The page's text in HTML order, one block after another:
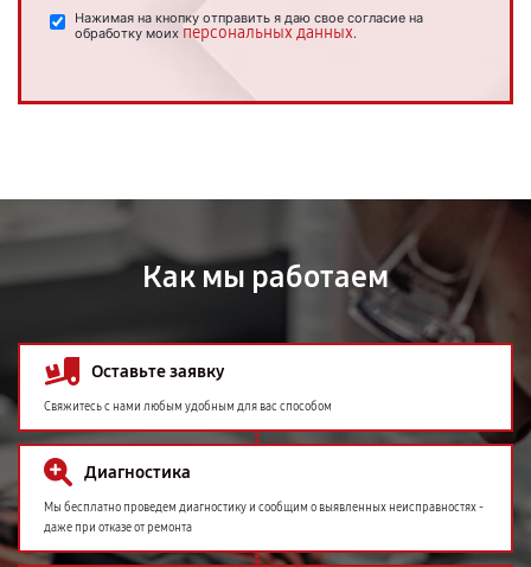
Нажимая на кнопку отправить я даю свое согласие на
обработку моих персональных данных.
Как мы работаем
Оставьте заявку
Свяжитесь с нами любым удобным для вас способом
Диагностика
Мы бесплатно проведем диагностику и сообщим о выявленных неисправностях -
даже при отказе от ремонта